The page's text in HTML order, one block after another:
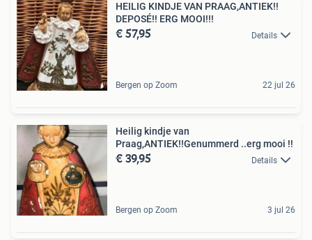
HEILIG KINDJE VAN PRAAG,ANTIEK!!
DEPOSÉ!! ERG MOOI!!!
€ 57,95 Details
Bergen op Zoom 22 jul 26
Heilig kindje van
Praag,ANTIEK!!Genummerd ..erg mooi !!
€ 39,95 Details
Bergen op Zoom 3 jul 26